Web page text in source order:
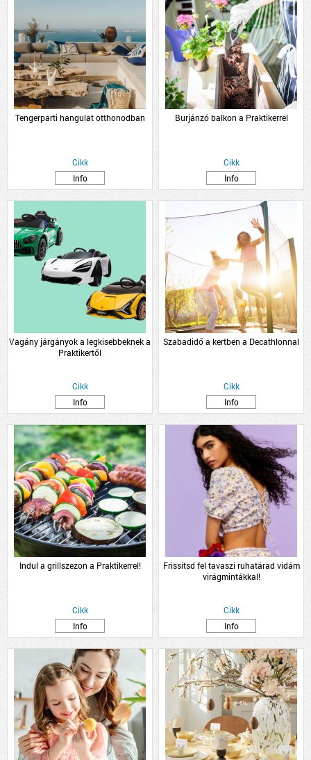
Tengerparti hangulat otthonodban
Cikk
Info
Burjánzó balkon a Praktikerrel
Cikk
Info
Vagány járgányok a legkisebbeknek a
Praktikertől
Cikk
Info
Szabadidő a kertben a Decathlonnal
Cikk
Info
Indul a grillszezon a Praktikerrel!
Cikk
Info
Frissítsd fel tavaszi ruhatárad vidám
virágmintákkal!
Cikk
Info